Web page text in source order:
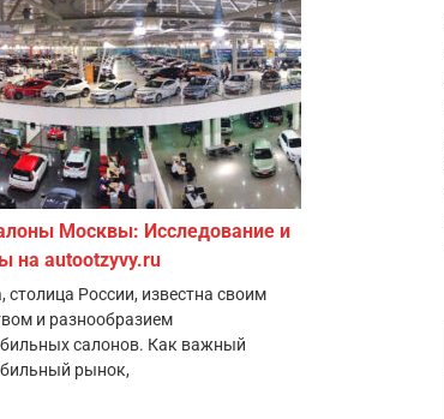
Москвы: Исследование и
на autootzyvy.ru
столица России, известна своим
и разнообразием
салонов. Как важный
рынок,